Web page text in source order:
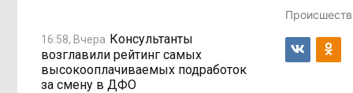
16:58, Вчера Консультанты
возглавили рейтинг самых
высокооплачиваемых подработок
за смену в ДФО